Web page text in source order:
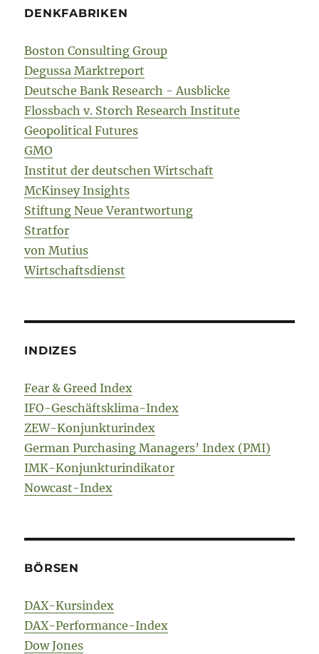
DENKFABRIKEN
Boston Consulting Group
Degussa Marktreport
Deutsche Bank Research - Ausblicke
Flossbach v. Storch Research Institute
Geopolitical Futures
GMO
Institut der deutschen Wirtschaft
McKinsey Insights
Stiftung Neue Verantwortung
Stratfor
von Mutius
Wirtschaftsdienst
INDIZES
Fear & Greed Index
IFO-Geschäftsklima-Index
ZEW-Konjunkturindex
German Purchasing Managers’ Index (PMI)
IMK-Konjunkturindikator
Nowcast-Index
BÖRSEN
DAX-Kursindex
DAX-Performance-Index
Dow Jones